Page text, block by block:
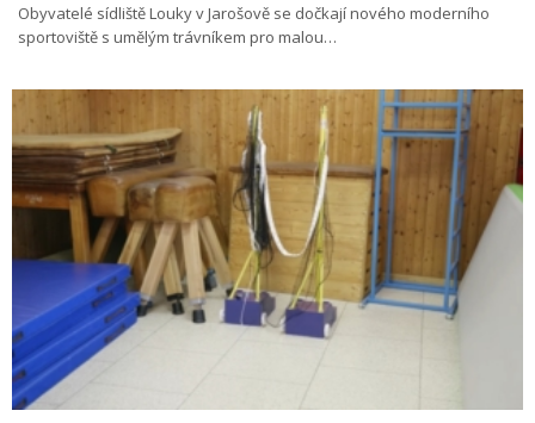
Obyvatelé sídliště Louky v Jarošově se dočkají nového moderního
sportoviště s umělým trávníkem pro malou…